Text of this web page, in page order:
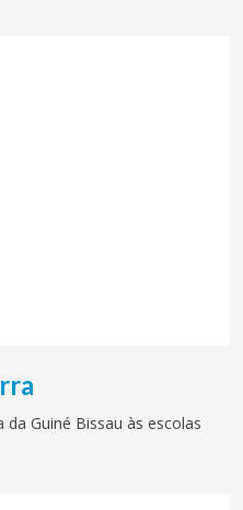
da Guiné Bissau às escolas